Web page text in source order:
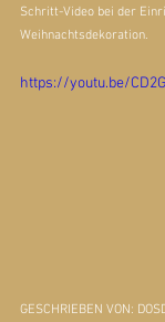
Schritt-Video bei der
Weihnachtsdekoration.
https://youtu.be/
GESCHRIEBEN VON: